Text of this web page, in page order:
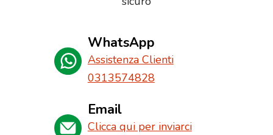
WhatsApp
Assistenza Clienti
0313574828
Email
Clicca qui per inviarci